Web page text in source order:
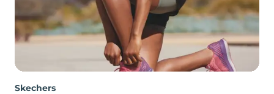
Skechers